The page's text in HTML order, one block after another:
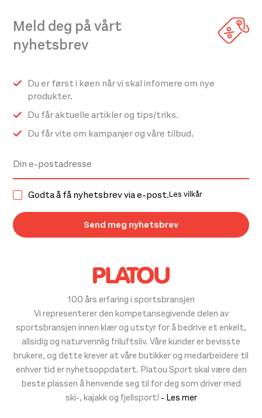
100 års erfaring i sportsbransjen
Vi representerer den kompetansegivende delen av
sportsbransjen innen klær og utstyr for å bedrive et enkelt,
allsidig og naturvennlig friluftsliv. Våre kunder er bevisste
brukere, og dette krever at våre butikker og medarbeidere til
enhver tid er nyhetsoppdatert. Platou Sport skal være den
beste plassen å henvende seg til for deg som driver med
ski-, kajakk og fjellsport! - Les mer
Meld deg på vårt
nyhetsbrev
Du er først i køen når vi skal infomere om nye
produkter.
Du får aktuelle artikler og tips/triks.
Du får vite om kampanjer og våre tilbud.
Godta å få nyhetsbrev via e-post.Les vilkår